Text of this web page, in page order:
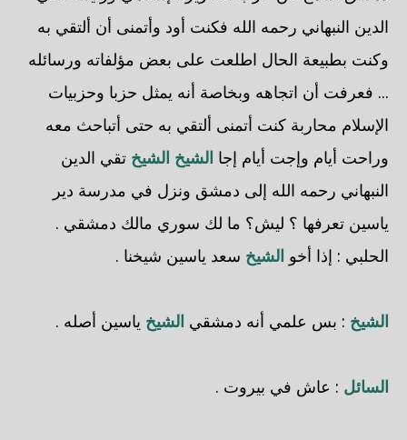
الدين النبهاني رحمه الله فكنت أود وأتمنى أن ألتقي به
وكنت بطبيعة الحال اطلعت على بعض مؤلفاته ورسائله
... فعرفت أن اتجاهه وبخاصة أنه يمثل حزبا وحزبيات
الإسلام محاربة كنت أتمنى ألتقي به حتى أتباحث معه
وراحت أيام وإجت أيام إجا الشيخ الشيخ تقي الدين
النبهاني رحمه الله إلى دمشق ونزل في مدرسة دير
ياسين تعرفها ؟ ليش؟ ما لك سوري مالك دمشقي .
الحلبي : إذا أخو الشيخ سعد ياسين شيخنا .
الشيخ : بس علمي أنه دمشقي الشيخ ياسين أصله .
السائل : عاش في بيروت .